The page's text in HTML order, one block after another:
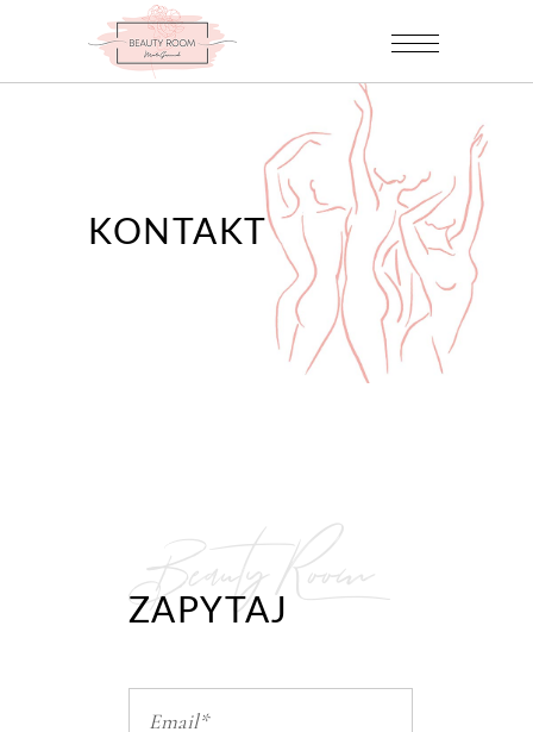
KONTAKT
Beauty Room
ZAPYTAJ